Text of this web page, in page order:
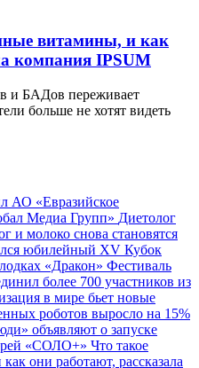
витамины, и как
компания IPSUM
и БАДов переживает
больше не хотят видеть
АО «Евразийское
Медиа Групп» Диетолог
и молоко снова становятся
юбилейный XV Кубок
«Дракон» Фестиваль
более 700 участников из
в мире бьет новые
роботов выросло на 15%
объявляют о запуске
«СОЛО+» Что такое
они работают, рассказала